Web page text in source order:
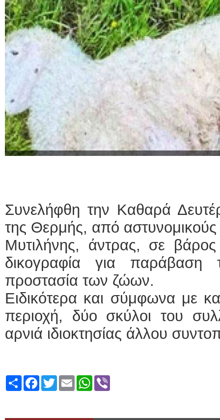
Συνελήφθη την Καθαρά
της Θερμής, από
Μυτιλήνης, άντρας, σε
δικογραφία για παράβαση
προστασία των ζώων.
Ειδικότερα και σύμφωνα με
περιοχή, δύο σκύλοι του
αρνιά ιδιοκτησίας άλλου
ShareFacebook
TwitterEmailWhatsApp